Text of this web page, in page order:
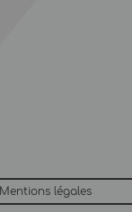
Mentions légales